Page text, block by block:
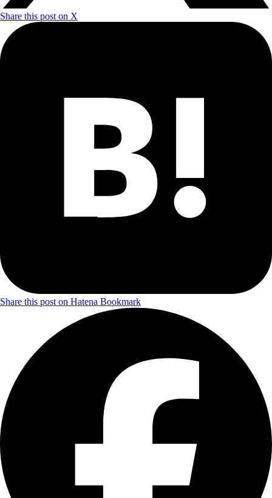
Share this post on X
Share this post on Hatena Bookmark